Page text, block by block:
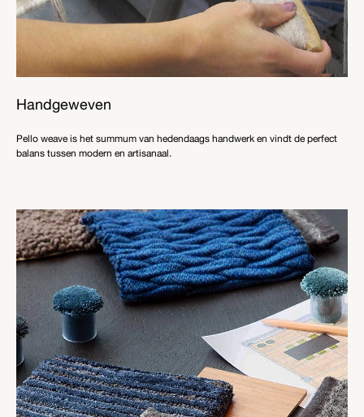
Handgeweven
Pello weave is het summum van hedendaags handwerk en vindt de perfect
balans tussen modern en artisanaal.